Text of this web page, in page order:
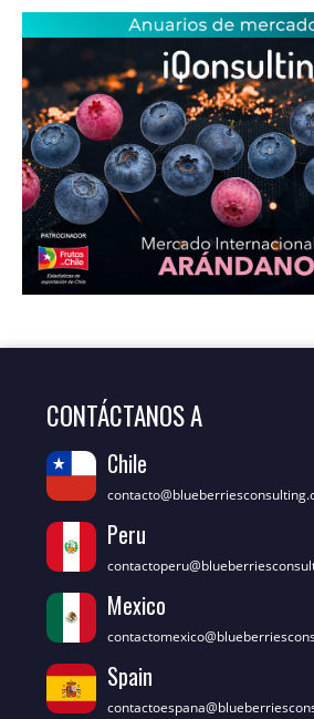
CONTÁCTANOS A
Chile
Peru
Mexico
Spain